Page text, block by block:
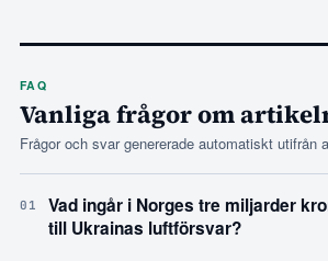
FAQ
Vanliga frågor om
Frågor och svar genererade automatiskt utifrån
01
Vad ingår i Norges tre miljarder
till Ukrainas luftförsvar?